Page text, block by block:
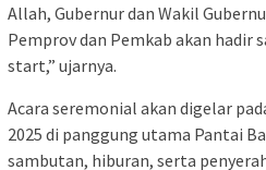
Allah, Gubernur dan Wakil
Pemprov dan Pemkab akan hadir
start,” ujarnya.
Acara seremonial akan digelar
2025 di panggung utama Pantai
sambutan, hiburan, serta